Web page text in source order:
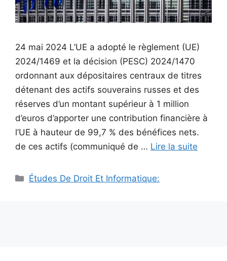
24 mai 2024 L’UE a adopté le règlement (UE)
2024/1469 et la décision (PESC) 2024/1470
ordonnant aux dépositaires centraux de titres
détenant des actifs souverains russes et des
réserves d’un montant supérieur à 1 million
d’euros d’apporter une contribution financière à
l’UE à hauteur de 99,7 % des bénéfices nets.
de ces actifs (communiqué de … Lire la suite
Catégories
Études De Droit Et Informatique: